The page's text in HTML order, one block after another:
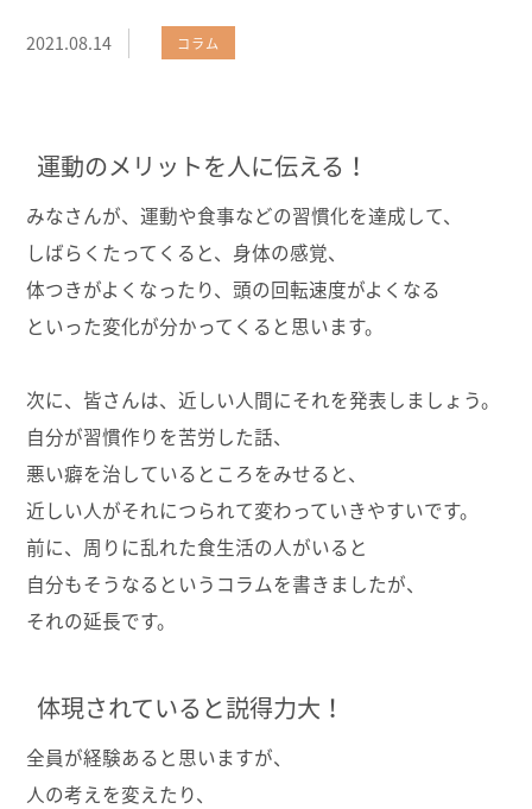
2021.08.14 コラム
運動のメリットを人に伝える！
みなさんが、運動や食事などの習慣化を達成して、
しばらくたってくると、身体の感覚、
体つきがよくなったり、頭の回転速度がよくなる
といった変化が分かってくると思います。
次に、皆さんは、近しい人間にそれを発表しましょう。
自分が習慣作りを苦労した話、
悪い癖を治しているところをみせると、
近しい人がそれにつられて変わっていきやすいです。
前に、周りに乱れた食生活の人がいると
自分もそうなるというコラムを書きましたが、
それの延長です。
体現されていると説得力大！
全員が経験あると思いますが、
人の考えを変えたり、